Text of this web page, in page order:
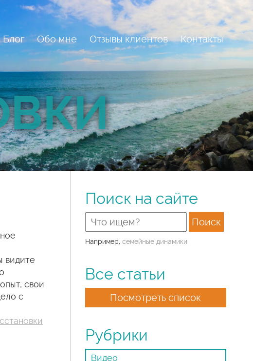
Блог Обо мне Отзывы клиентов Контакты
видите
свои
с
Поиск на сайте
Например,семейные динамики
Все статьи
Посмотреть список
Рубрики
Видео